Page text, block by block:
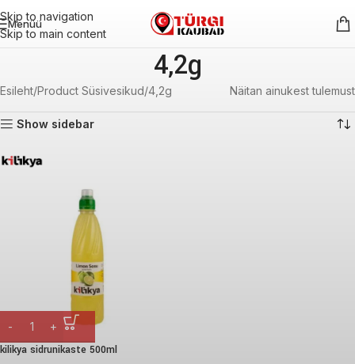
Skip to navigation
Skip to main content
Menüü
4,2g
Esileht Product Süsivesikud 4,2g Näitan ainukest tulemust
Show sidebar
kilikya sidrunikaste 500ml